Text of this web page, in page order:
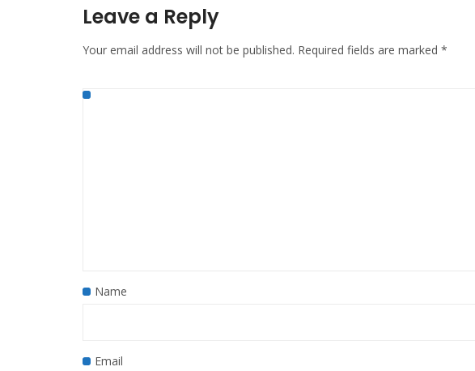
Leave a Reply
Your email address will not be published. Required fields are marked *
Name
Email